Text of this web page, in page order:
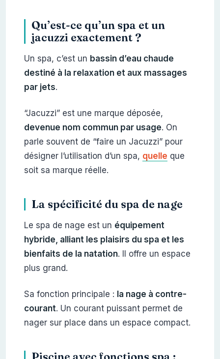
Qu’est-ce qu’un spa et un
jacuzzi exactement ?
Un spa, c’est un bassin d’eau chaude
destiné à la relaxation et aux massages
par jets.
“Jacuzzi” est une marque déposée,
devenue nom commun par usage. On
parle souvent de “faire un Jacuzzi” pour
désigner l’utilisation d’un spa, quelle que
soit sa marque réelle.
La spécificité du spa de nage
Le spa de nage est un équipement
hybride, alliant les plaisirs du spa et les
bienfaits de la natation. Il offre un espace
plus grand.
Sa fonction principale : la nage à contre-
courant. Un courant puissant permet de
nager sur place dans un espace compact.